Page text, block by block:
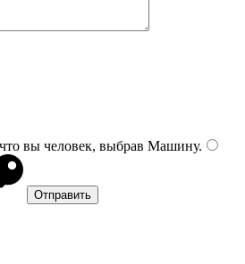
вы человек, выбрав Машину.